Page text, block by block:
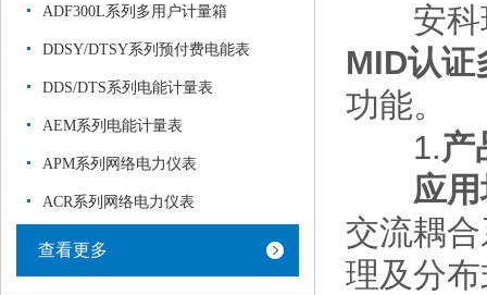
ADF300L系列多用户计量箱
DDSY/DTSY系列预付费电能表
DDS/DTS系列电能计量表
AEM系列电能计量表
APM系列网络电力仪表
ACR系列网络电力仪表
查看更多
安科瑞
MID认证
功能。
1.产
应
交流耦
理及分